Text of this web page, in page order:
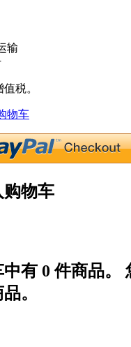
输
税。
物车
购物车
中有 0 件商品。
。